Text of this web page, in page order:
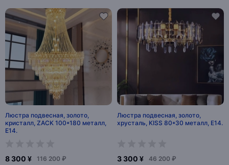
Люстра подвесная, золото,
кристалл, ZACK 100*180 металл,
E14.
8 300 ¥ 116 200 ₽
Люстра подвесная, золото,
хрусталь, KISS 80*30 металл, E14.
3 300 ¥ 46 200 ₽